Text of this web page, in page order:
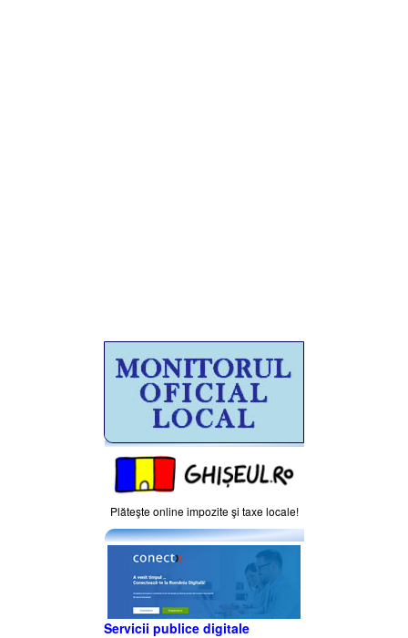
Plăteşte online impozite şi taxe locale!
Servicii publice digitale